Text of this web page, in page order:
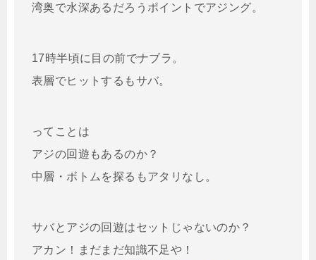
湾奥で水深あるだろうポイントでアジング。
17時半頃に目の前でナブラ。
表層でヒットするもサバ。
ってことは
アジの回遊もあるのか？
中層・ボトムを探るもアタリなし。
サバとアジの回遊はセットじゃないのか？
アカン！まだまだ知識不足や！